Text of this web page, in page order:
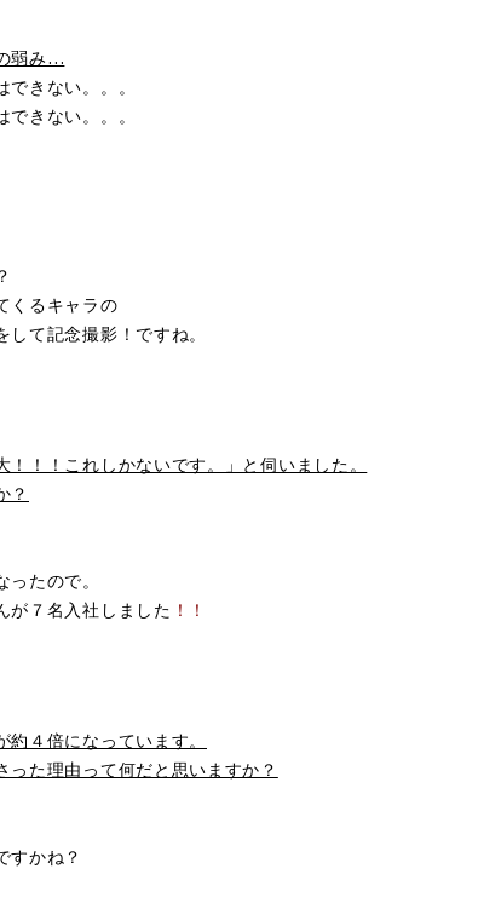
弱み…
きない。。。
きない。。。
くるキャラの
して記念撮影！ですね。
！！これしかないです。」と伺いました。
？
たので。
が７名入社しました ！！
約４倍になっています。
た理由って何だと思いますか？
すかね？